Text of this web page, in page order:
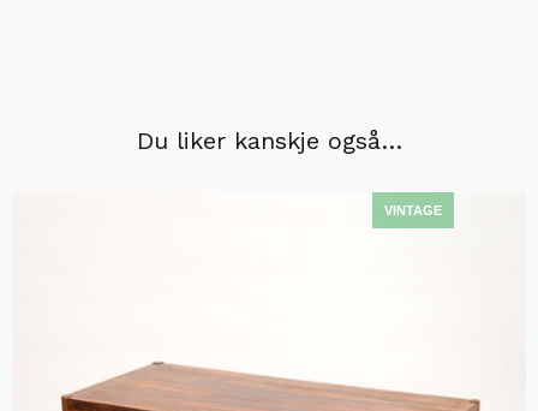
Du liker kanskje også…